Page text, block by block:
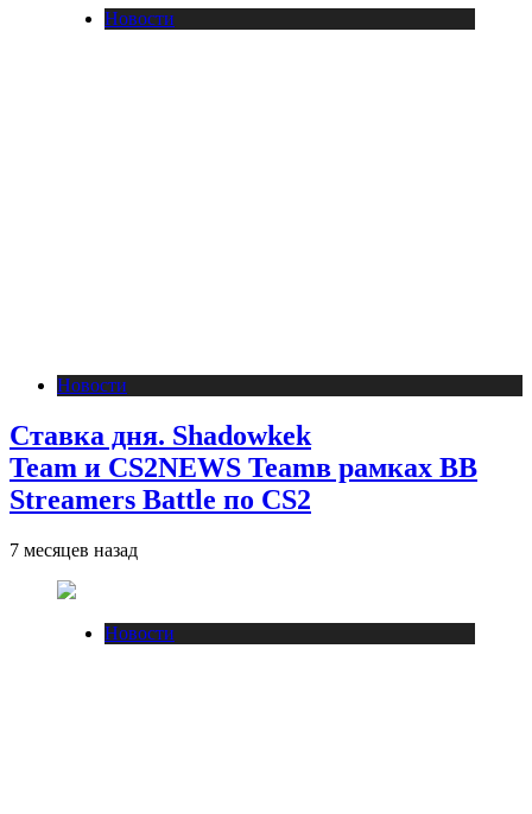
Новости
Новости
Ставка дня. Shadowkek
Team и CS2NEWS Teamв рамках BB
Streamers Battle по CS2
7 месяцев назад
Новости